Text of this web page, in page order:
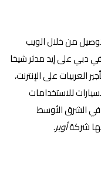
من خلال الويب
سايت والابلكيشن بتوعها. اتأسست سنة ٢٠١٢ في دبي على إيد مدثر شيخا
على الإنترنت،
للاستخدامات
في أكتر من ١٥ مدينة في الشرق الأوسط
أوبر.